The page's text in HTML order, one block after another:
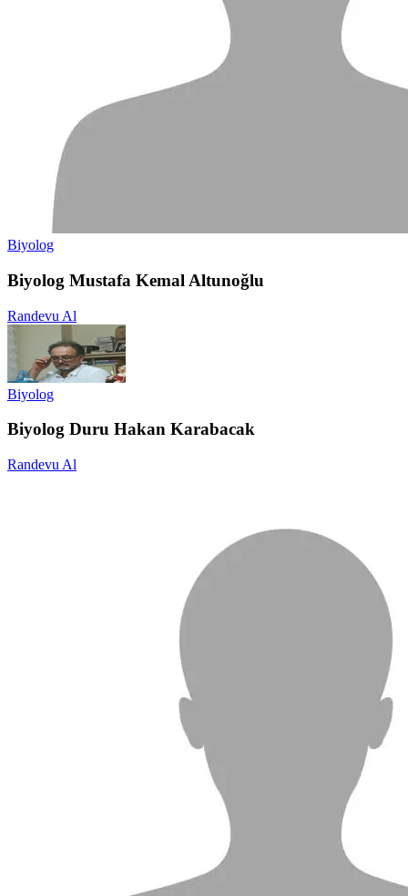
Biyolog
Biyolog Mustafa Kemal Altunoğlu
Randevu Al
Biyolog
Biyolog Duru Hakan Karabacak
Randevu Al